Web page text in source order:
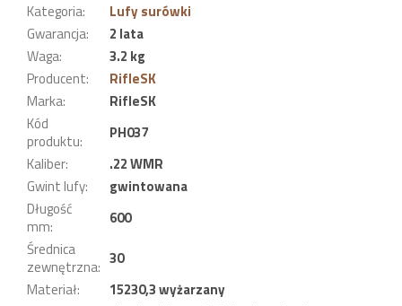
Kategoria:
Lufy surówki
Gwarancja:
2 lata
Waga:
3.2 kg
Producent:
RifleSK
Marka:
RifleSK
Kód
produktu:
PH037
Kaliber:
.22 WMR
Gwint lufy:
gwintowana
Długość
mm:
600
Średnica
zewnętrzna: 30
Materiał:
15230,3 wyżarzany